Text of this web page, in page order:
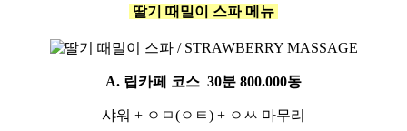
딸기 때밀이 스파 메뉴
A. 립카페 코스 30분 800.000동
샤워 + ㅇㅁ(ㅇㅌ) + ㅇㅆ 마무리